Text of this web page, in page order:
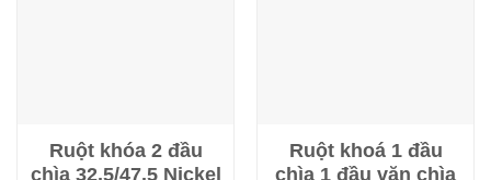
Ruột khóa 2 đầu
chìa 32.5/47.5 Nickel
Ruột khoá 1 đầu
chìa 1 đầu vặn chìa